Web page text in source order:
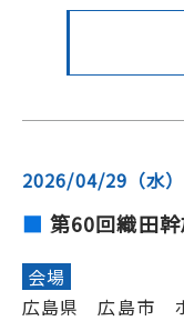
2026/04/29（水）
第60回織田
会場
広島県 広島市 ホ